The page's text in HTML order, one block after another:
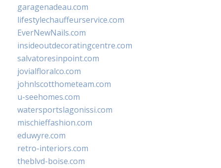
garagenadeau.com
lifestylechauffeurservice.com
EverNewNails.com
insideoutdecoratingcentre.com
salvatoresinpoint.com
jovialfloralco.com
johnlscotthometeam.com
u-seehomes.com
watersportslagonissi.com
mischieffashion.com
eduwyre.com
retro-interiors.com
theblvd-boise.com